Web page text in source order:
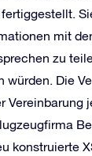
mit
zu
würden. Die
Vereinbarung
konstruierte